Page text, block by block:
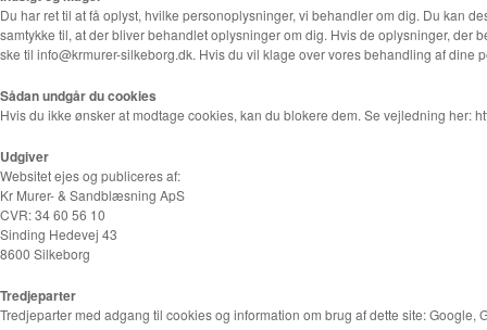
Du har ret til at få oplyst, hvilke personoplysninger, vi behandler om dig. Du kan
samtykke til, at der bliver behandlet oplysninger om dig. Hvis de oplysninger, der
ske til info@krmurer-silkeborg.dk. Hvis du vil klage over vores behandling af
Sådan undgår du cookies
Hvis du ikke ønsker at modtage cookies, kan du blokere dem. Se vejledning her:
Udgiver
Websitet ejes og publiceres af:
Kr Murer- & Sandblæsning ApS
CVR: 34 60 56 10
Sinding Hedevej 43
8600 Silkeborg
Tredjeparter
Tredjeparter med adgang til cookies og information om brug af dette site: Google,